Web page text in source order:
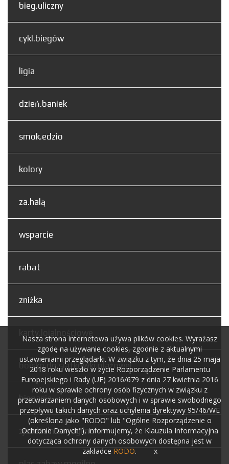
bieg.uliczny
cykl.biegów
ligia
dzień.baniek
smok.edzio
kolory
za.halą
wsparcie
rabat
zniżka
boisko.do.siatkówki.plażowej
bieganie
zjeżdżalnia.mogilno
Nasza strona internetowa używa plików cookies. Wyrażasz
zgodę na używanie cookies, zgodnie z aktualnymi
ustawieniami przeglądarki. W związku z tym, że dnia 25 maja
2018 roku weszło w życie Rozporządzenie Parlamentu
Europejskiego i Rady (UE) 2016/679 z dnia 27 kwietnia 2016
roku w sprawie ochrony osób fizycznych w związku z
przetwarzaniem danych osobowych i w sprawie swobodnego
przepływu takich danych oraz uchylenia dyrektywy 95/46/WE
(określona jako "RODO" lub "Ogólne Rozporządzenie o
Ochronie Danych"), informujemy, że Klauzula Informacyjna
dotycząca ochrony danych osobowych dostępna jest w
zakładce RODO. x